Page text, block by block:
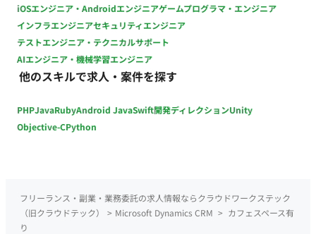
iOSエンジニア・Androidエンジニアゲームプログラマ・エンジニア
インフラエンジニアセキュリティエンジニア
テストエンジニア・テクニカルサポート
AIエンジニア・機械学習エンジニア
他のスキルで求人・案件を探す
PHPJavaRubyAndroid JavaSwift開発ディレクションUnity
Objective-CPython
フリーランス・副業・業務委託の求人情報ならクラウドワークステック
（旧クラウドテック）
> Microsoft Dynamics CRM > カフェスペース有
り